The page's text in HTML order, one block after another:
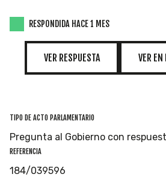
RESPONDIDA HACE 1 MES
VER RESPUESTA VER EN
TIPO DE ACTO PARLAMENTARIO
Pregunta al Gobierno con
REFERENCIA
184/039596